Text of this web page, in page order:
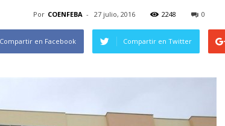
Por COENFEBA - 27 julio, 2016 2248 0
Compartir en Facebook Compartir en Twitter